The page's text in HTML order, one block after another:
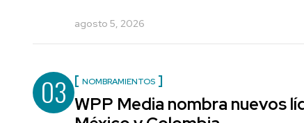
agosto 5, 2026
03 NOMBRAMIENTOS
WPP Media nombra nuevos